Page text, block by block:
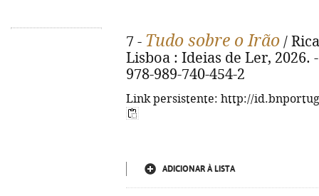
7 - Tudo sobre o Irão /
Lisboa : Ideias de Ler, 2026.
978-989-740-454-2
Link persistente: http://
ADICIONAR À LISTA